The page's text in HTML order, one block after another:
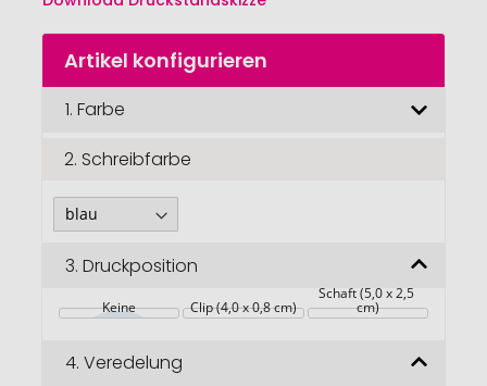
Zum
Anfang
Bildgalerie
Artikel konfigurieren
1. Farbe
2. Schreibfarbe
3. Druckposition
Keine Clip (4,0 x 0,8 cm)
Schaft (5,0 x 2,5
cm)
4. Veredelung